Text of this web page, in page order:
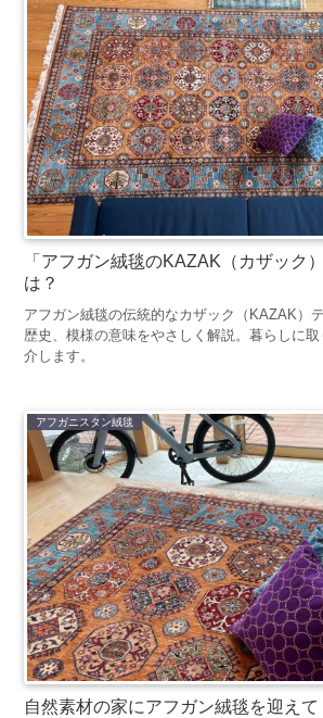
「アフガン絨毯のKAZAK（カザック
は？
アフガン絨毯の伝統的なカザック（KAZAK）
歴史、模様の意味をやさしく解説。暮らしに
介します。
アフガニスタン絨毯
自然素材の家にアフガン絨毯を迎え